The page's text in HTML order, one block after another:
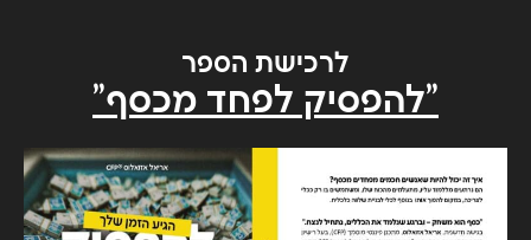
לרכישת הספר
"להפסיק לפחד מכסף"